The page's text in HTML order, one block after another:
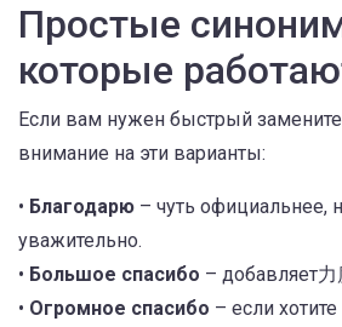
Простые
которые
Если вам нужен быстрый
внимание на эти варианты:
• Благодарю – чуть официальнее,
уважительно.
• Большое спасибо – добавляет
• Огромное спасибо – если